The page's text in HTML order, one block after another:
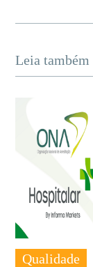
Leia também
Qualidade